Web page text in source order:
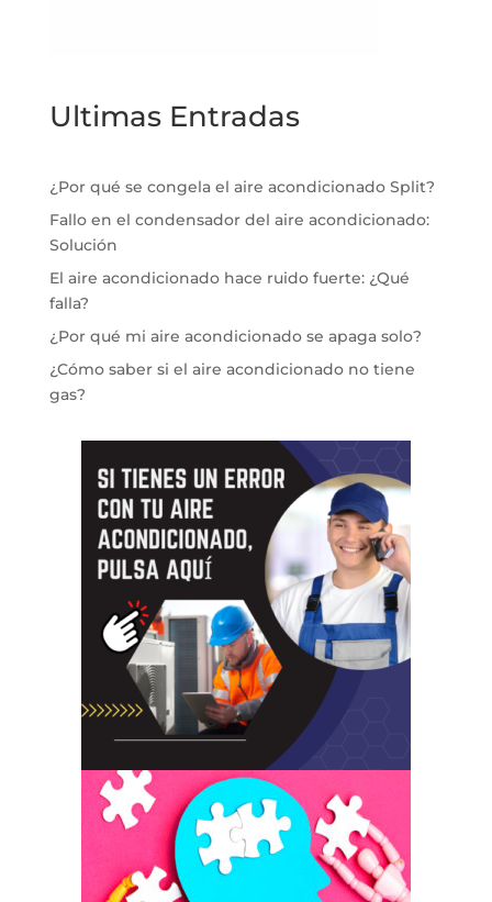
Ultimas Entradas
¿Por qué se congela el aire acondicionado Split?
Fallo en el condensador del aire acondicionado:
Solución
El aire acondicionado hace ruido fuerte: ¿Qué
falla?
¿Por qué mi aire acondicionado se apaga solo?
¿Cómo saber si el aire acondicionado no tiene
gas?